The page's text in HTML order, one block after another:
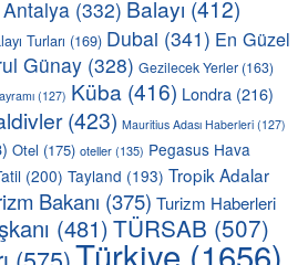
Antalya (332) Balayı (412)
Turları (169) Dubai (341) En Güzel
Günay (328) Gezilecek Yerler (163)
(127) Küba (416) Londra (216)
(423) Mauritius Adası Haberleri (127)
Otel (175) oteller(135) Pegasus Hava
(200) Tayland (193) Tropik Adalar
Bakanı (375) Turizm Haberleri
(481)TÜRSAB (507)
Türkiye (1656)